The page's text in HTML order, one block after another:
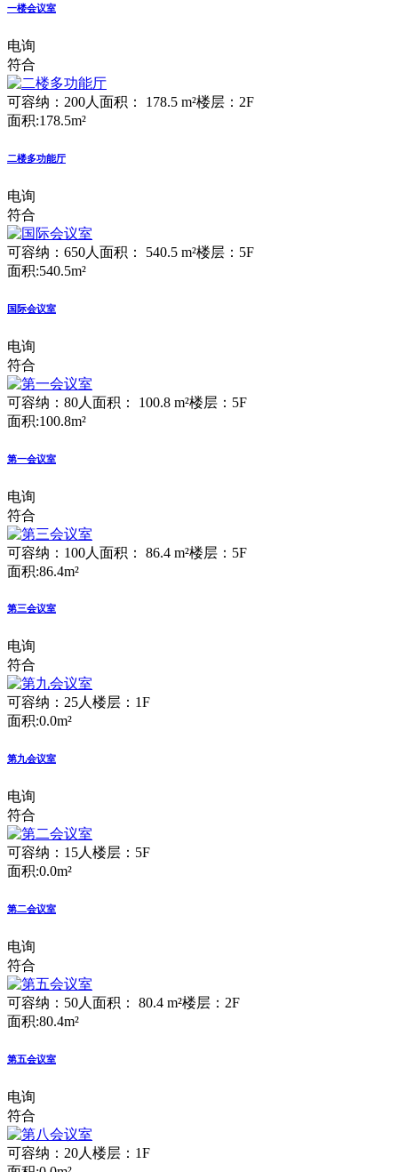
一楼会议室
电询
符合
可容纳：200人 面积： 178.5 m²楼层：2F
面积:178.5m²
二楼多功能厅
电询
符合
可容纳：650人 面积： 540.5 m²楼层：5F
面积:540.5m²
国际会议室
电询
符合
可容纳：80人 面积： 100.8 m²楼层：5F
面积:100.8m²
第一会议室
电询
符合
可容纳：100人 面积： 86.4 m²楼层：5F
面积:86.4m²
第三会议室
电询
符合
可容纳：25人楼层：1F
面积:0.0m²
第九会议室
电询
符合
可容纳：15人 楼层：5F
面积:0.0m²
第二会议室
电询
符合
可容纳：50人 面积： 80.4 m²楼层：2F
面积:80.4m²
第五会议室
电询
符合
可容纳：20人 楼层：1F